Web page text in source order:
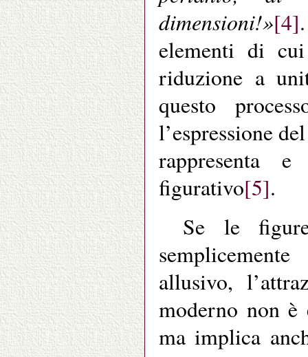
dimensioni!»[4]
elementi di cui
riduzione a
questo
l’espressione
rappresenta
figurativo[5].
Se le
allusivo,
moderno non è
ma implica